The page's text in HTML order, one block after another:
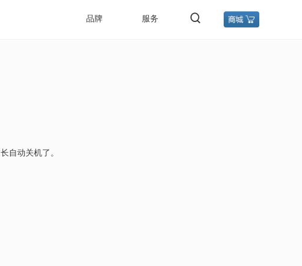
品牌 服务
自动关机了。